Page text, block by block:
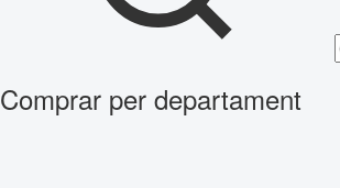
Comprar per departament